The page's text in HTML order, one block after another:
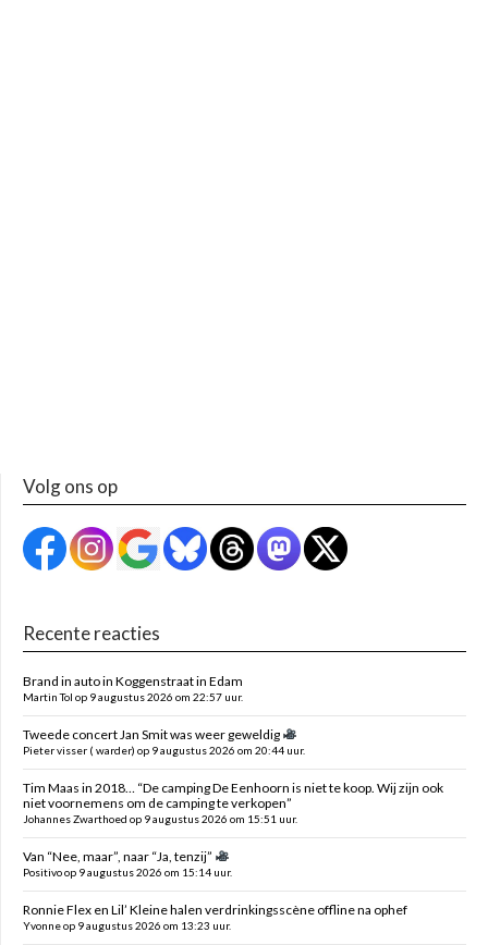
Volg ons op
Recente reacties
Brand in auto in Koggenstraat in Edam
Martin Tol op 9 augustus 2026 om 22:57 uur.
Tweede concert Jan Smit was weer geweldig
Pieter visser ( warder) op 9 augustus 2026 om 20:44 uur.
Tim Maas in 2018… “De camping De Eenhoorn is niet te koop. Wij zijn ook
niet voornemens om de camping te verkopen”
Johannes Zwarthoed op 9 augustus 2026 om 15:51 uur.
Van “Nee, maar”, naar “Ja, tenzij”
Positivo op 9 augustus 2026 om 15:14 uur.
Ronnie Flex en Lil’ Kleine halen verdrinkingsscène offline na ophef
Yvonne op 9 augustus 2026 om 13:23 uur.